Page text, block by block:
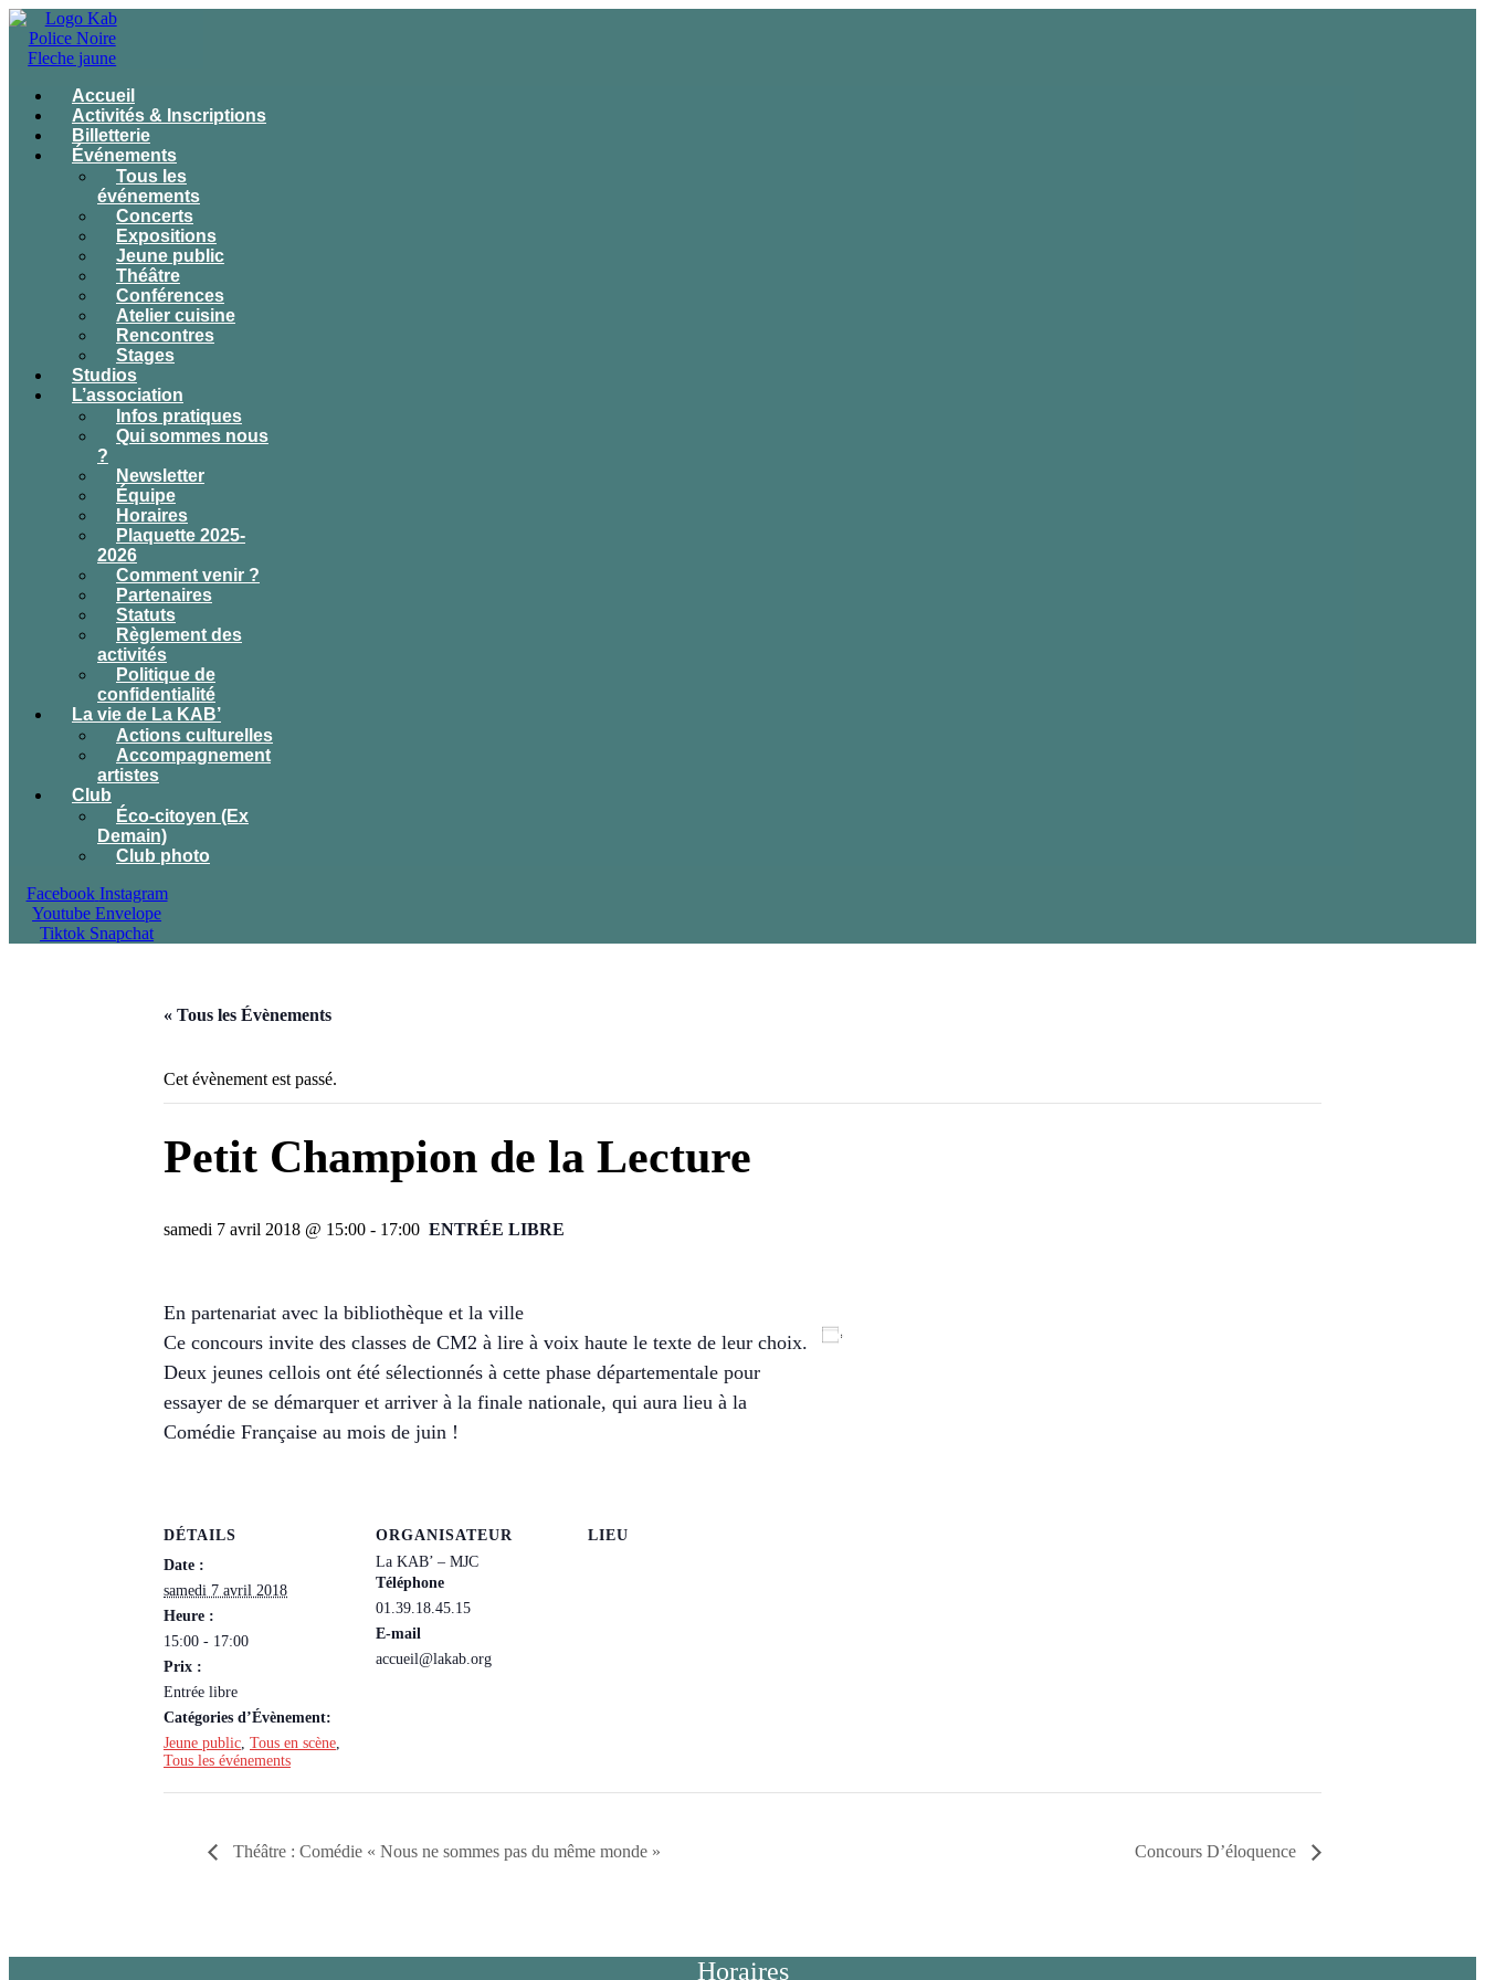
Accueil
Activités & Inscriptions
Billetterie
Événements
Tous les
événements
Concerts
Expositions
Jeune public
Théâtre
Conférences
Atelier cuisine
Rencontres
Stages
Studios
L’association
Infos pratiques
Qui sommes nous
?
Newsletter
Équipe
Horaires
Plaquette 2025-
2026
Comment venir ?
Partenaires
Statuts
Règlement des
activités
Politique de
confidentialité
La vie de La KAB’
Actions culturelles
Accompagnement
artistes
Club
Éco-citoyen (Ex
Demain)
Club photo
Facebook Instagram
Youtube Envelope
Tiktok Snapchat
« Tous les Évènements
Cet évènement est passé.
Petit Champion de la Lecture
samedi 7 avril 2018 @ 15:00 - 17:00 ENTRÉE LIBRE
En partenariat avec la bibliothèque et la ville
Ce concours invite des classes de CM2 à lire à voix haute le texte de leur choix.
Deux jeunes cellois ont été sélectionnés à cette phase départementale pour
essayer de se démarquer et arriver à la finale nationale, qui aura lieu à la
Comédie Française au mois de juin !
DÉTAILS
Date :
samedi 7 avril 2018
Heure :
15:00 - 17:00
Prix :
Entrée libre
Catégories d’Évènement:
Jeune public Tous en scène
Tous les événements
ORGANISATEUR
La KAB’ – MJC
Téléphone
01.39.18.45.15
E-mail
accueil@lakab.org
LIEU
Théâtre : Comédie « Nous ne sommes pas du même monde » Concours D’éloquence
Horaires